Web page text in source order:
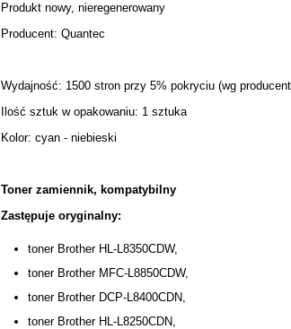
Produkt nowy, nieregenerowany
Producent: Quantec
Wydajność: 1500 stron przy 5% pokryciu (wg
Ilość sztuk w opakowaniu: 1 sztuka
Kolor: cyan - niebieski
Toner zamiennik, kompatybilny
Zastępuje oryginalny:
toner Brother HL-L8350CDW,
toner Brother MFC-L8850CDW,
toner Brother DCP-L8400CDN,
toner Brother HL-L8250CDN,